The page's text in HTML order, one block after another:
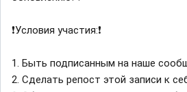
❗Условия участия:❗
1. Быть подписанным на наше
2. Сделать репост этой записи к